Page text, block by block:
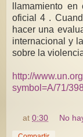
llamamiento
oficial 4 .
hacer una
internacional y
sobre la
http://
symbol=A/71/
at0:30 No